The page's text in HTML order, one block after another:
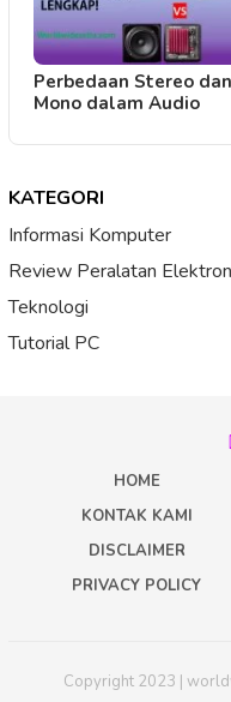
Perbedaan Stereo dan
Mono dalam Audio
KATEGORI
Informasi Komputer
Review Peralatan
Teknologi
Tutorial PC
HOME
KONTAK KAMI
DISCLAIMER
PRIVACY POLICY
Copyright 2023 |